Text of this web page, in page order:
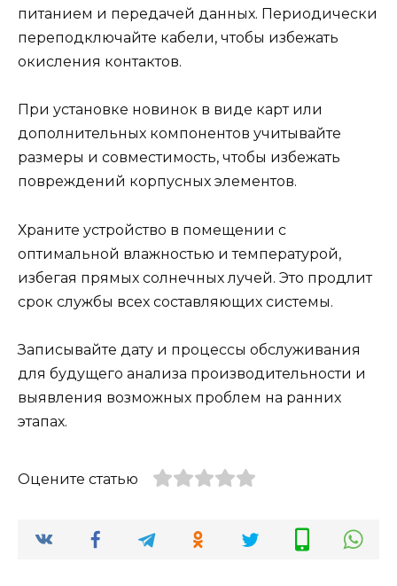
питанием и передачей данных. Периодически
переподключайте кабели, чтобы избежать
окисления контактов.
При установке новинок в виде карт или
дополнительных компонентов учитывайте
размеры и совместимость, чтобы избежать
повреждений корпусных элементов.
Храните устройство в помещении с
оптимальной влажностью и температурой,
избегая прямых солнечных лучей. Это продлит
срок службы всех составляющих системы.
Записывайте дату и процессы обслуживания
для будущего анализа производительности и
выявления возможных проблем на ранних
этапах.
Оцените статью